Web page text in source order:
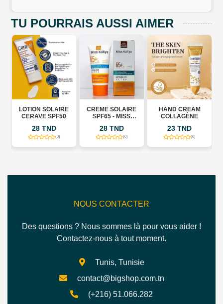
TU POURRAIS AUSSI AIMER
SOLAIRE
SPF50
(0)
CRÈME SOLAIRE
SPF65 - MISS
(0)
HAND CREAM
COLLAGÈNE
(0)
CRÈME
NOUS CONTACTER
Des questions ? Nous sommes là pour vous aider !
Contactez-nous à tout moment.
Tunis, Tunisie
contact@bigshop.com.tn
(+216) 51.066.282